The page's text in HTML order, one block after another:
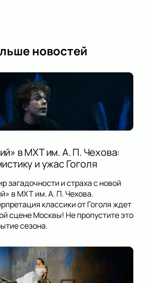
новостей
в МХТ им. А. П. Чехова:
и ужас Гоголя
загадочности и страха с новой
в МХТ им. А. П. Чехова.
классики от Гоголя ждет
сцене Москвы! Не пропустите это
сезона.